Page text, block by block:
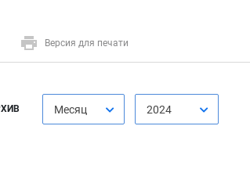
Версия для печати
Месяц 2024